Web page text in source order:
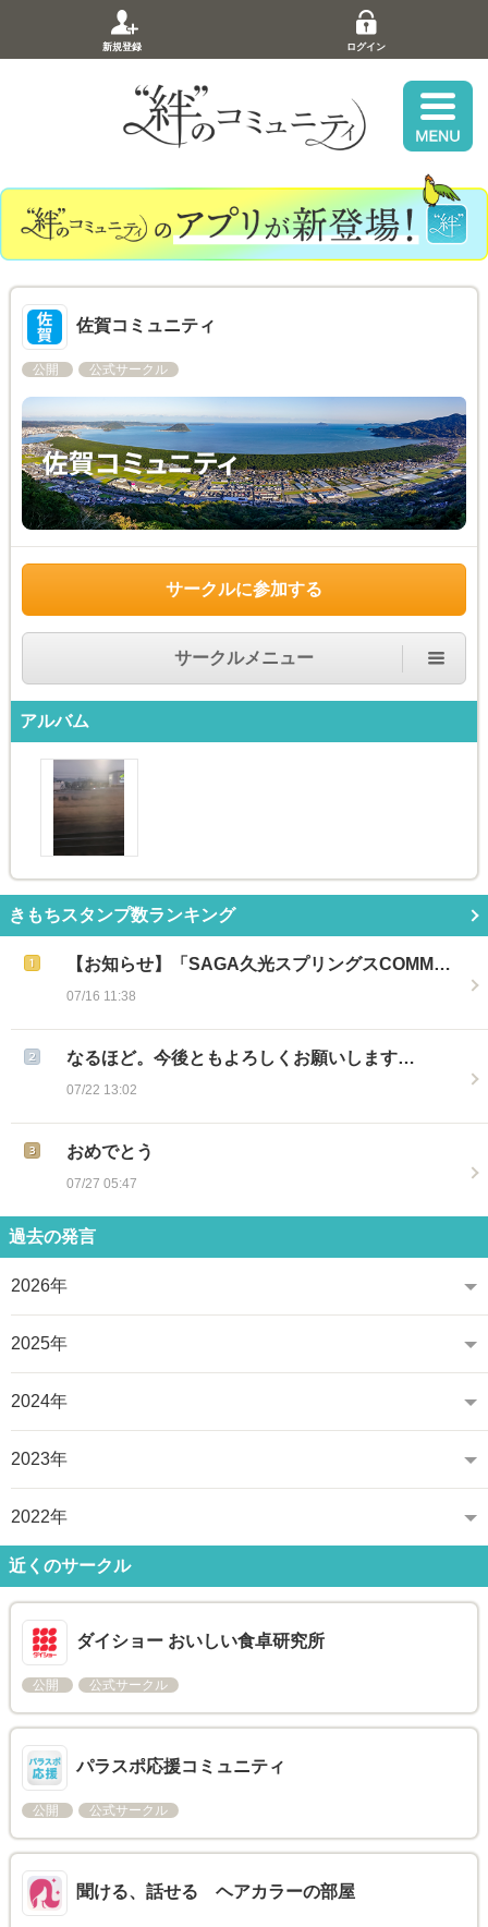
新規登録 ログイン
佐賀コミュニティ
公開 公式サークル
サークルに参加する
サークルメニュー
アルバム
きもちスタンプ数ランキング
【お知らせ】「SAGA久光スプリングスCOMM…
07/16 11:38
なるほど。今後ともよろしくお願いします…
07/22 13:02
おめでとう
07/27 05:47
過去の発言
2026年
2025年
2024年
2023年
2022年
近くのサークル
ダイショー おいしい食卓研究所
公開 公式サークル
パラスポ応援コミュニティ
公開 公式サークル
聞ける、話せる ヘアカラーの部屋